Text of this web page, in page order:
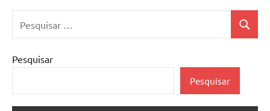
por:
Pesquisar
Pesquisar